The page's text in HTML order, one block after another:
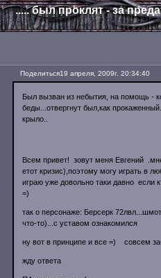
..... был проклят - за
Поделиться19 апреля, 2009г. 20:34:40
Был вызван из небытия, на помощь -
беды...отвергнут был,как
крыло..
Всем привет! зовут меня Евгений
етот кризис),поэтому могу играть в
играю уже довольно таки давно если
=)
так о персонаже: Берсерк
что-то)...с уставом ознакомился
ну вот в принципе и все =) совсем
жду ответа